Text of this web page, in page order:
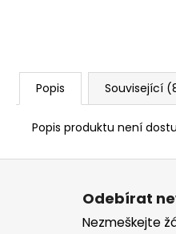
Popis Související
Popis produktu není
Z
Odebírat
Nezmeškejte